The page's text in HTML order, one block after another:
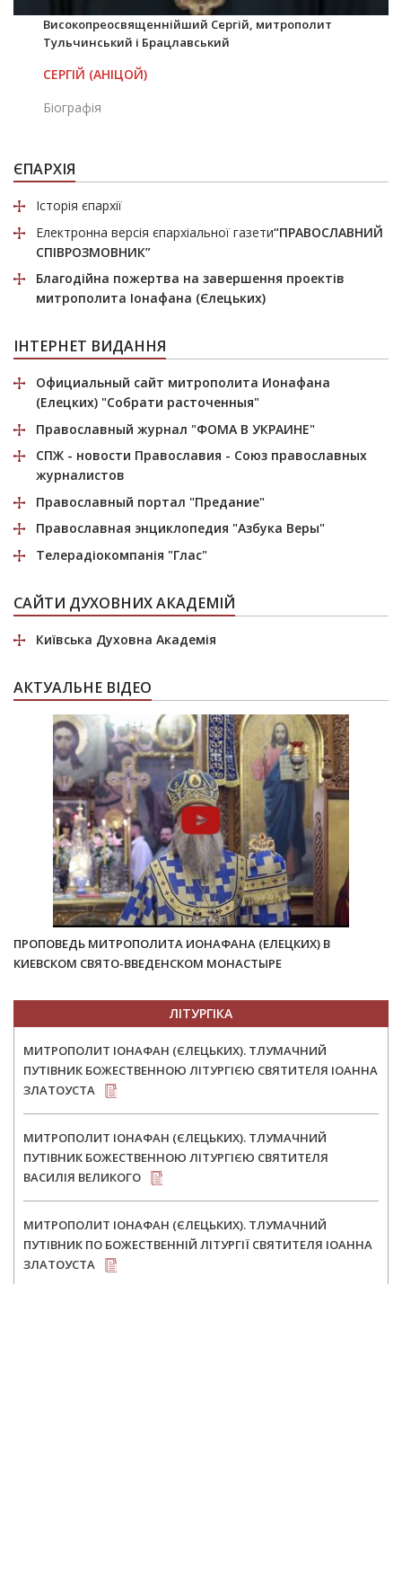
Високопреосвященнійший Сергій, митрополит
Тульчинський і Брацлавський
СЕРГІЙ (АНІЦОЙ)
Біографія
ЄПАРХІЯ
Історія єпархії
Електронна версія єпархіальної газети“ПРАВОСЛАВНИЙ
СПІВРОЗМОВНИК”
Благодійна пожертва на завершення проектів
митрополита Іонафана (Єлецьких)
ІНТЕРНЕТ ВИДАННЯ
Официальный сайт митрополита Ионафана
(Елецких) "Собрати расточенныя"
Православный журнал "ФОМА В УКРАИНЕ"
СПЖ - новости Православия - Союз православных
журналистов
Православный портал "Предание"
Православная энциклопедия "Азбука Веры"
Телерадіокомпанія "Глас"
САЙТИ ДУХОВНИХ АКАДЕМІЙ
Київська Духовна Академія
АКТУАЛЬНЕ ВІДЕО
ПРОПОВЕДЬ МИТРОПОЛИТА ИОНАФАНА (ЕЛЕЦКИХ) В
КИЕВСКОМ СВЯТО-ВВЕДЕНСКОМ МОНАСТЫРЕ
ЛІТУРГІКА
МИТРОПОЛИТ ІОНАФАН (ЄЛЕЦЬКИХ). ТЛУМАЧНИЙ
ПУТІВНИК БОЖЕСТВЕННОЮ ЛІТУРГІЄЮ СВЯТИТЕЛЯ ІОАННА
ЗЛАТОУСТА
МИТРОПОЛИТ ІОНАФАН (ЄЛЕЦЬКИХ). ТЛУМАЧНИЙ
ПУТІВНИК БОЖЕСТВЕННОЮ ЛІТУРГІЄЮ СВЯТИТЕЛЯ
ВАСИЛІЯ ВЕЛИКОГО
МИТРОПОЛИТ ІОНАФАН (ЄЛЕЦЬКИХ). ТЛУМАЧНИЙ
ПУТІВНИК ПО БОЖЕСТВЕННІЙ ЛІТУРГІЇ СВЯТИТЕЛЯ ІОАННА
ЗЛАТОУСТА